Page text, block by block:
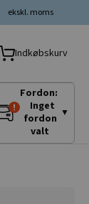
ekskl. moms
Indkøbskurv
Fordon:
Inget
fordon
valt
▼